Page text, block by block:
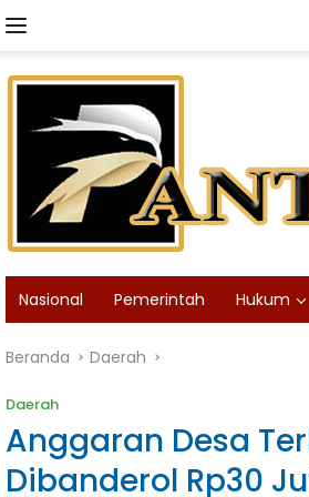
Nasional Pemerintah Hukum
Beranda Daerah
Daerah
Anggaran Desa
Dibanderol Rp30